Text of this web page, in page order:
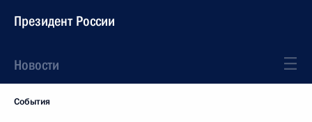
Президент России
Новости
События